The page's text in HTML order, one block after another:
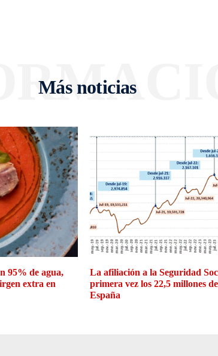
Más noticias
95% de agua,
extra en
La afiliación a la Seguridad
primera vez los 22,5 millones
España